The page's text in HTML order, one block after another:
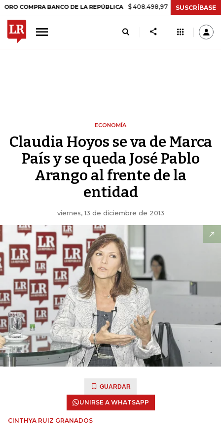
BANCO DE LA REPÚBLICA $ 408.498,97 +$ 8.753,81 +2,19%
SUSCRÍBASE
ECONOMÍA
Claudia Hoyos se va de Marca
País y se queda José Pablo
Arango al frente de la
entidad
viernes, 13 de diciembre de 2013
GUARDAR
UNIRSE A WHATSAPP
CINTHYA RUIZ GRANADOS